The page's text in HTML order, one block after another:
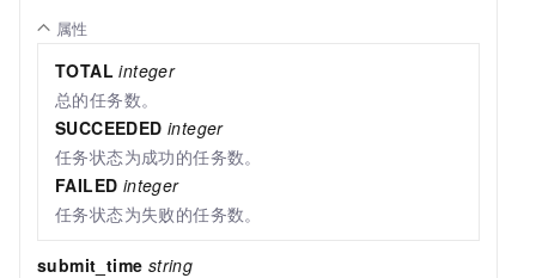
属性
TOTAL integer
总的任务数。
SUCCEEDED integer
任务状态为成功的任务数。
FAILED integer
任务状态为失败的任务数。
submit_time string